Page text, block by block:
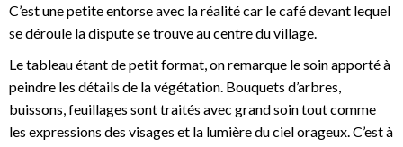
C’est une petite entorse avec la réalité car le café devant lequel
se déroule la dispute se trouve au centre du village.
Le tableau étant de petit format, on remarque le soin apporté à
peindre les détails de la végétation. Bouquets d’arbres,
buissons, feuillages sont traités avec grand soin tout comme
les expressions des visages et la lumière du ciel orageux. C’est à